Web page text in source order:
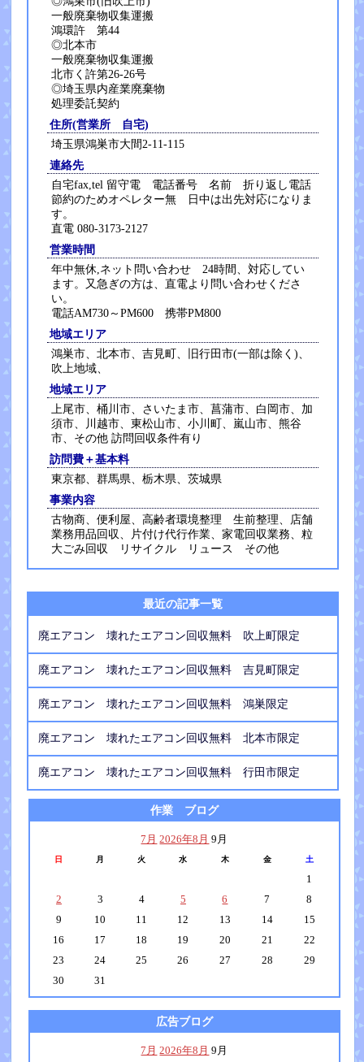
一般廃棄物収集運搬
鴻環許 第44
◎北本市
一般廃棄物収集運搬
北市く許第26-26号
◎埼玉県内産業廃棄物
処理委託契約
住所(営業所 自宅)
埼玉県鴻巣市大間2-11-115
連絡先
自宅fax,tel 留守電 電話番号 名前 折り返し電話
節約のためオペレター無 日中は出先対応になりま
す。
直電 080-3173-2127
営業時間
年中無休,ネット問い合わせ 24時間、対応してい
ます。又急ぎの方は、直電より問い合わせくださ
い。
電話AM730～PM600 携帯PM800
地域エリア
鴻巣市、北本市、吉見町、旧行田市(一部は除く)、
吹上地域、
地域エリア
上尾市、桶川市、さいたま市、菖蒲市、白岡市、加
須市、川越市、東松山市、小川町、嵐山市、熊谷
市、その他 訪問回収条件有り
訪問費＋基本料
東京都、群馬県、栃木県、茨城県
事業内容
古物商、便利屋、高齢者環境整理 生前整理、店舗
業務用品回収、片付け代行作業、家電回収業務、粒
大ごみ回収 リサイクル リュース その他
最近の記事一覧
廃エアコン 壊れたエアコン回収無料 吹上町限定
廃エアコン 壊れたエアコン回収無料 吉見町限定
廃エアコン 壊れたエアコン回収無料 鴻巣限定
廃エアコン 壊れたエアコン回収無料 北本市限定
廃エアコン 壊れたエアコン回収無料 行田市限定
作業 ブログ
7月 2026年8月 9月
日 月 火 水 木 金 土
1
2
3 4 5 6 7
8
9
10 11 12 13 14
15
16
17 18 19 20 21
22
23
24 25 26 27 28
29
30
31
広告ブログ
7月 2026年8月 9月